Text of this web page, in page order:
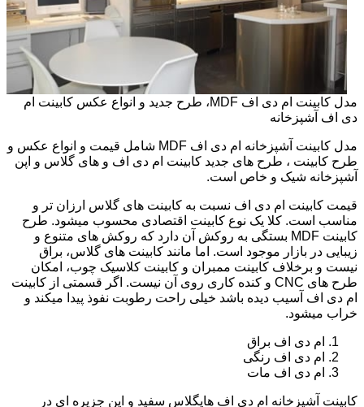
مدل کابینت ام دی اف MDF، طرح جدید و انواع عکس کابینت ام
دی اف آشپزخانه
مدل کابینت آشپزخانه ام دی اف MDF شامل قیمت و انواع عکس و
طرح کابینت ، طرح های جدید کابینت ام دی اف و های گلاس و اپن
آشپزخانه شیک و خاص است.
قیمت کابینت ام دی اف نسبت به کابینت های گلاس ارزان تر و
مناسب است. کلا یک نوع کابینت اقتصادی محسوب میشود. طرح
کابینت MDF بستگی به روکش آن دارد که روکش های متنوع و
زیبایی در بازار موجود است. اما مانند کابینت های گلاس، براق
نیست و برخلاف کابینت ممبران و کابینت کلاسیک چوب، امکان
طرح های CNC و کنده کاری روی آن نیست. اگر قسمتی از کابینت
ام دی اف آسیب دیده باشد خیلی راحت رطوبت نفوذ پیدا میکند و
خراب میشود.
ام دی اف براق
ام دی اف رنگی
ام دی اف مات
کابینت آشپزخانه ام دی اف هایگلاس سفید و اپن جزیره ای در